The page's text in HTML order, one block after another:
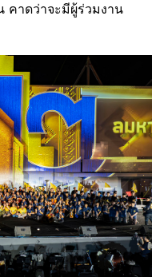
คาดว่าจะมีผู้ร่วมงาน